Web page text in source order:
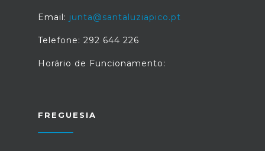
Email: junta@santaluziapico.pt
Telefone: 292 644 226
Horário de Funcionamento:
FREGUESIA